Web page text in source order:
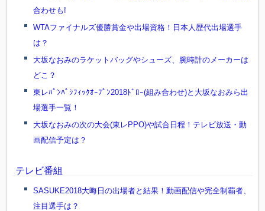
合わせも!
WTAファイナルズ優勝賞金や出場資格！日本人歴代出場選手
は？
大坂なおみのラケットバッグやシューズ、腕時計のメーカーは
どこ？
東レﾊﾟﾝﾊﾟｼﾌｨｯｸｵｰﾌﾟﾝ2018ﾄﾞﾛｰ(組み合わせ)と大坂なおみら出
場選手一覧！
大坂なおみの次の大会(東レPPO)や試合日程！テレビ放送・動
画配信予定は？
テレビ番組
SASUKE2018大晦日の出場者と結果！動画配信や完全制覇者、
注目選手は？